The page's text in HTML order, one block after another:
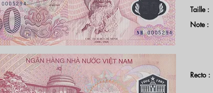
Taille :
Note :
Recto :